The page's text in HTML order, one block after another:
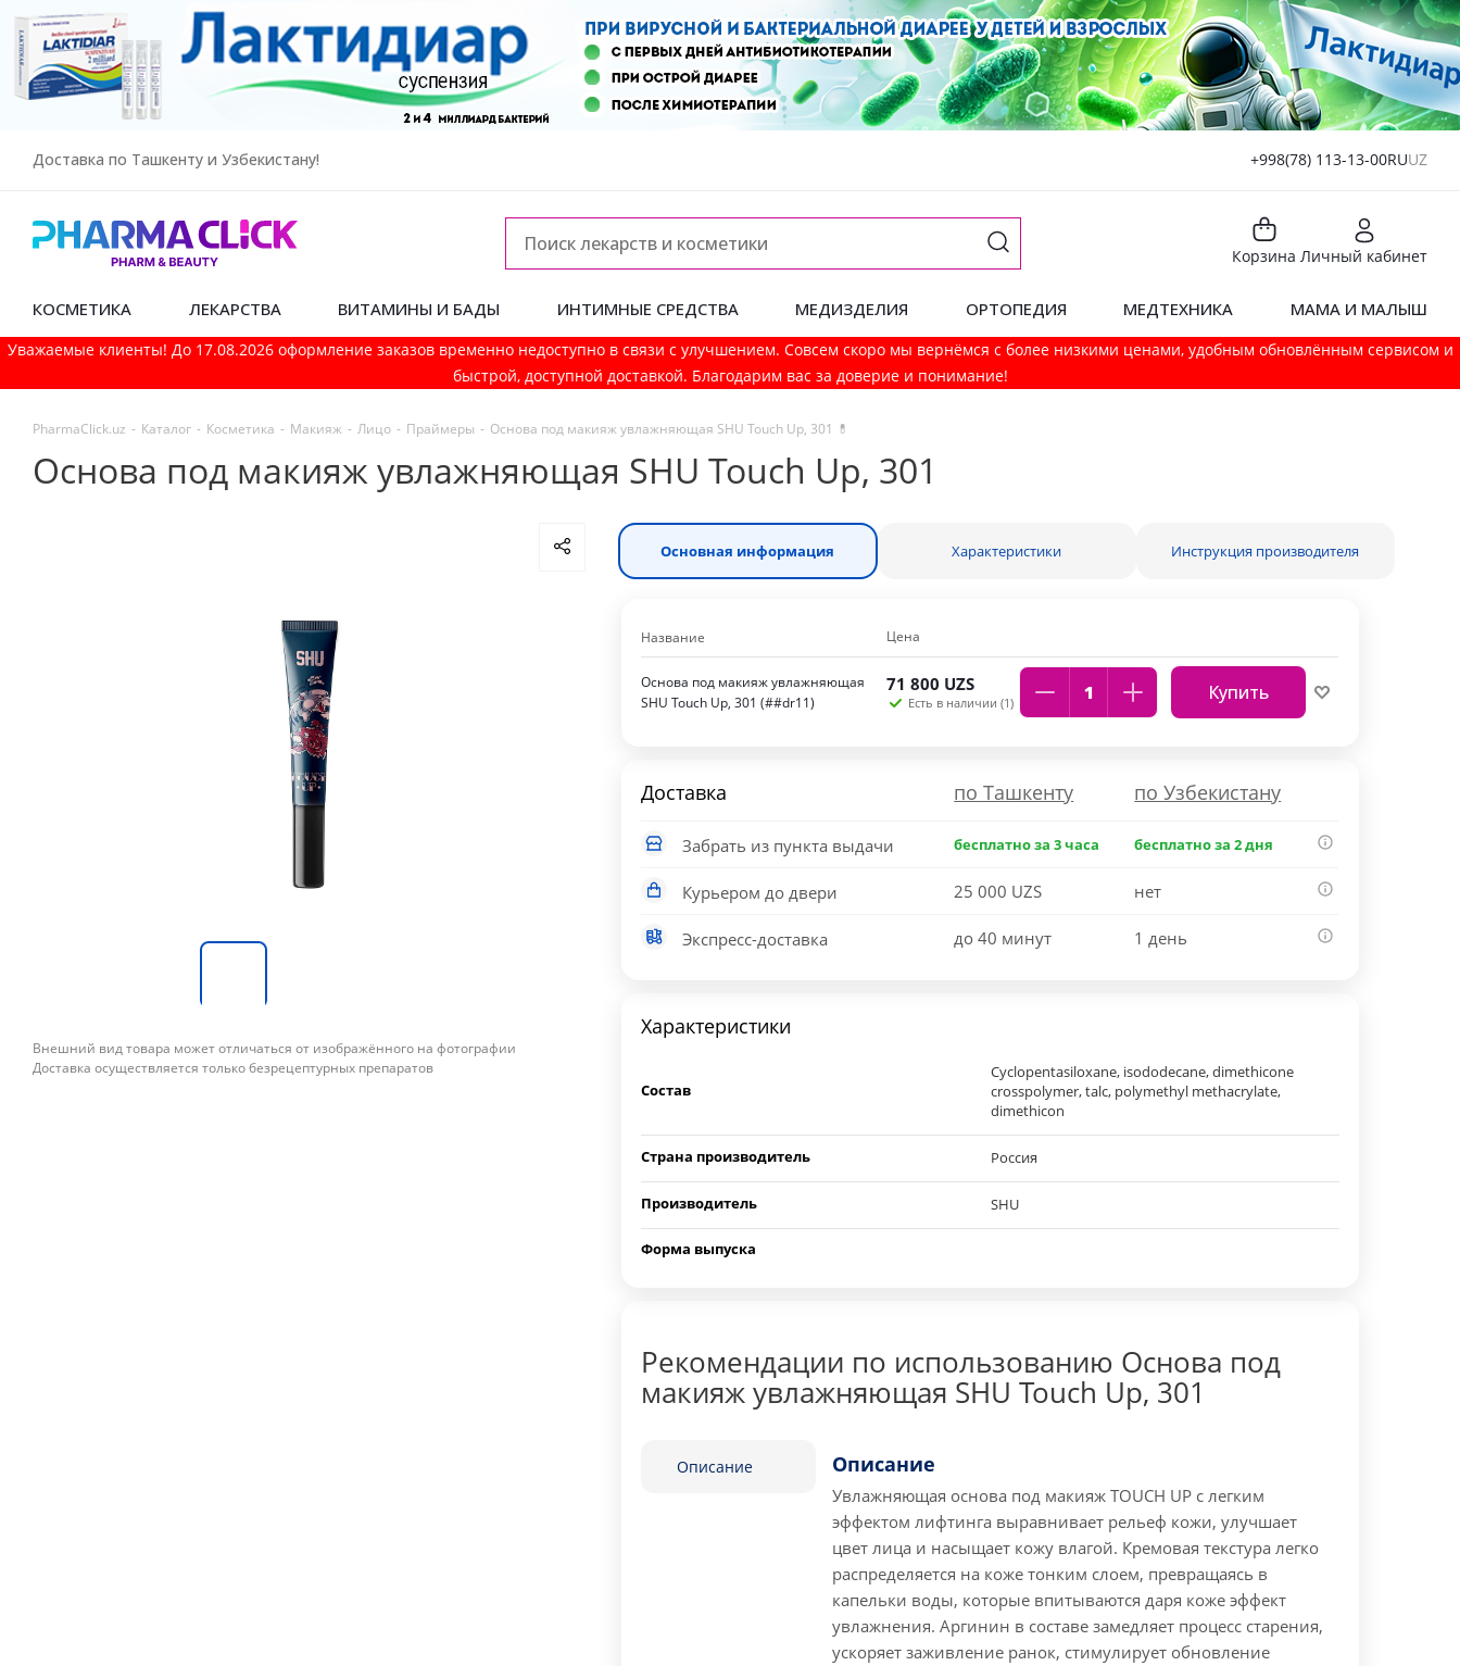
Доставка по Ташкенту и Узбекистану! +998(78) 113-13-00RUUZ
Корзина Личный кабинет
КОСМЕТИКА ЛЕКАРСТВА ВИТАМИНЫ И БАДЫ ИНТИМНЫЕ СРЕДСТВА МЕДИЗДЕЛИЯ ОРТОПЕДИЯ МЕДТЕХНИКА МАМА И МАЛЫШ
Уважаемые клиенты! До 17.08.2026 оформление заказов временно недоступно в связи с улучшением. Совсем скоро мы вернёмся с более низкими ценами, удобным обновлённым сервисом и
быстрой, доступной доставкой. Благодарим вас за доверие и понимание!
PharmaСlick.uz - Каталог - Косметика - Макияж - Лицо - Праймеры - Основа под макияж увлажняющая SHU Touch Up, 301 💊
Основа под макияж увлажняющая SHU Touch Up, 301
Внешний вид товара может отличаться от изображённого на фотографии
Доставка осуществляется только безрецептурных препаратов
Основная информация Характеристики Инструкция производителя
Название Цена
Основа под макияж увлажняющая
SHU Touch Up, 301 (##dr11)
71 800 UZS
Есть в наличии (1) Купить
Доставка по Ташкенту по Узбекистану
Забрать из пункта выдачи бесплатно за 3 часа бесплатно за 2 дня
Курьером до двери 25 000 UZS нет
Экспресс-доставка до 40 минут 1 день
Характеристики
Состав
Cyclopentasiloxane, isododecane, dimethicone
crosspolymer, talc, polymethyl methacrylate,
dimethicon
Страна производитель Россия
Производитель SHU
Форма выпуска
Рекомендации по использованию Основа под
макияж увлажняющая SHU Touch Up, 301
Описание Описание
Увлажняющая основа под макияж TOUCH UP с легким
эффектом лифтинга выравнивает рельеф кожи, улучшает
цвет лица и насыщает кожу влагой. Кремовая текстура легко
распределяется на коже тонким слоем, превращаясь в
капельки воды, которые впитываются даря коже эффект
увлажнения. Аргинин в составе замедляет процесс старения,
ускоряет заживление ранок, стимулирует обновление